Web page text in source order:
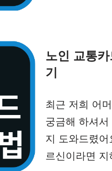
노인 교통
기
최근 저희 어
궁금해 하셔
지 도와드렸
르신이라면